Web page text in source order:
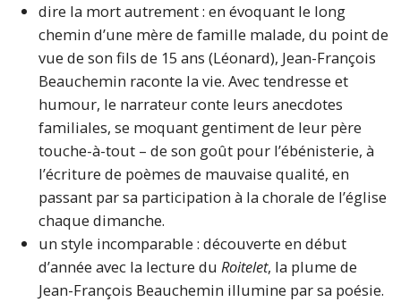
dire la mort autrement : en évoquant le long
chemin d’une mère de famille malade, du point de
vue de son fils de 15 ans (Léonard), Jean-François
Beauchemin raconte la vie. Avec tendresse et
humour, le narrateur conte leurs anecdotes
familiales, se moquant gentiment de leur père
touche-à-tout – de son goût pour l’ébénisterie, à
l’écriture de poèmes de mauvaise qualité, en
passant par sa participation à la chorale de l’église
chaque dimanche.
un style incomparable : découverte en début
d’année avec la lecture du Roitelet, la plume de
Jean-François Beauchemin illumine par sa poésie.